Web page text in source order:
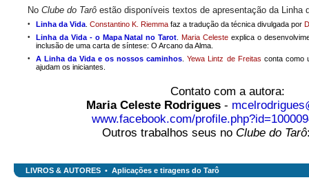
No Clube do Tarô estão disponíveis textos de apresentação da Linha
• Linha da Vida Constantino K. Riemma faz a tradução da técnica divulgada por
• Linha da Vida - o Mapa Natal no Tarot .Maria Celeste explica o
inclusão de uma carta de síntese: O Arcano da Alma.
• A Linha da Vida e os nossos caminhos .Yewa Lintz de Freitas conta como
ajudam os iniciantes.
Contato com a autora:
Maria Celeste Rodrigues -
www.facebook.com/
Outros trabalhos seus no Clube do Tarô
LIVROS & AUTORES • Aplicações e tiragens do Tarô